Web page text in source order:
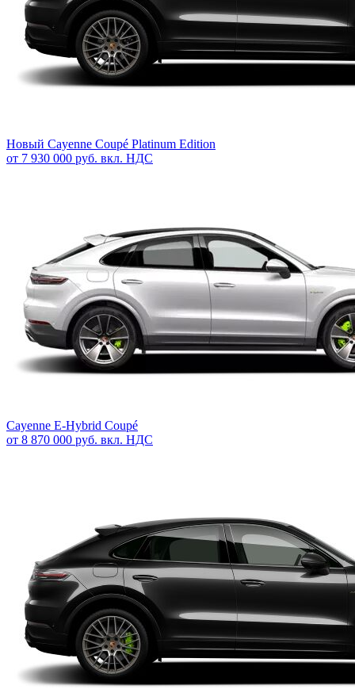
Новый Cayenne Coupé Platinum Edition
от 7 930 000 руб. вкл. НДС
Cayenne E-Hybrid Coupé
от 8 870 000 руб. вкл. НДС